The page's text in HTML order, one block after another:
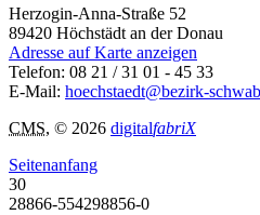
Herzogin-Anna-Straße 52
89420 Höchstädt an der Donau
Adresse auf Karte anzeigen
Telefon: 08 21 / 31 01 - 45 33
E-Mail: hoechstaedt@bezirk-
CMS, © 2026 digitalfabriX
Seitenanfang
30
28866-554298856-0